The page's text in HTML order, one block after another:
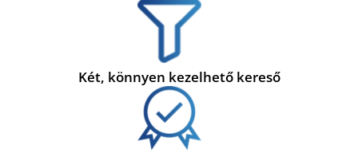
Két, könnyen kezelhető kereső